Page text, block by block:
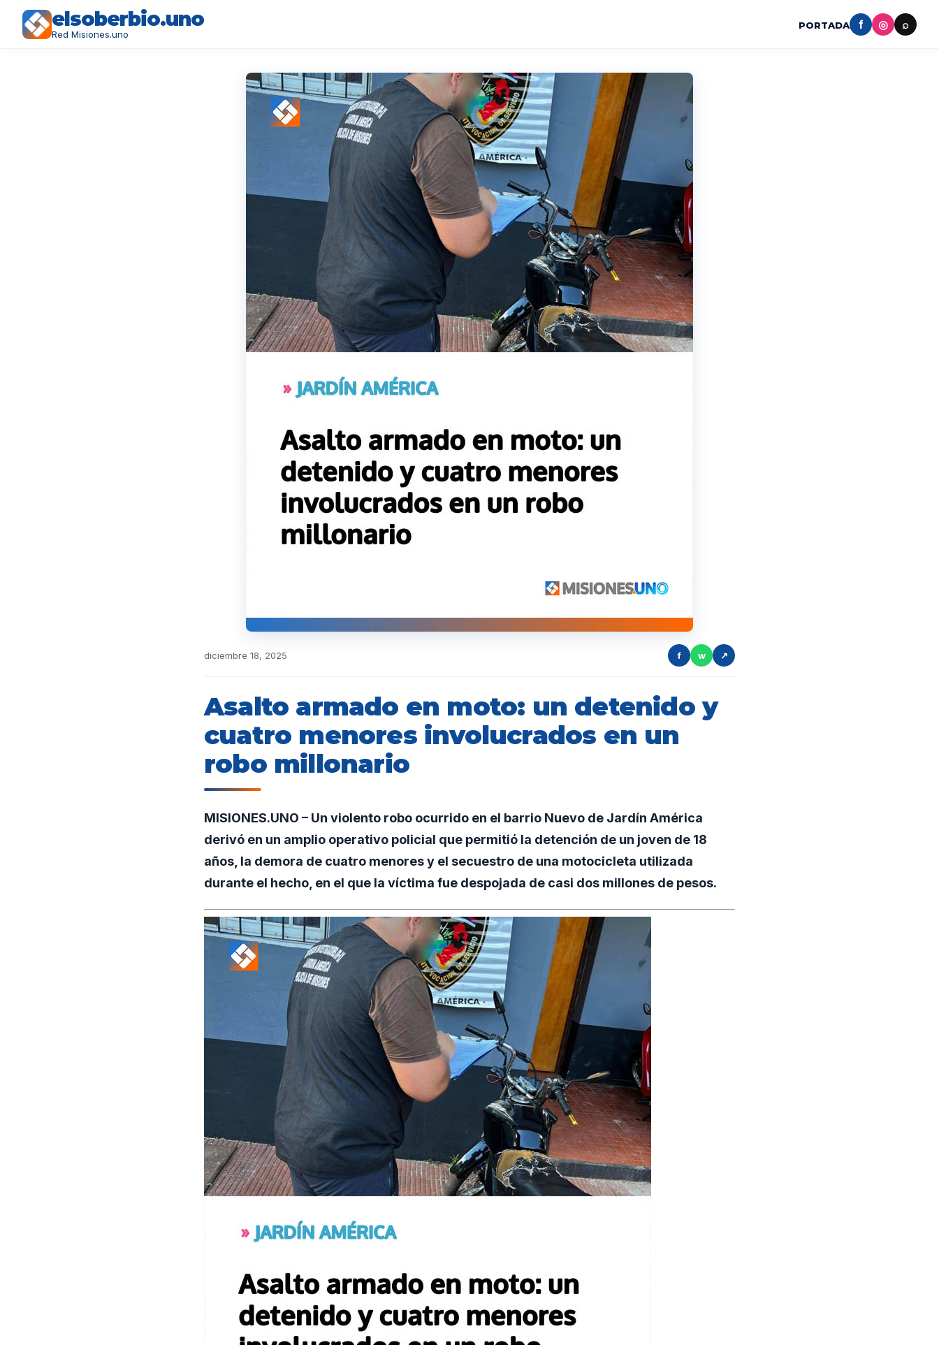
elsoberbio.uno
Red Misiones.uno
PORTADA f ◎ ⌕
diciembre 18, 2025 f w ↗
Asalto armado en moto: un detenido y
cuatro menores involucrados en un
robo millonario
MISIONES.UNO – Un violento robo ocurrido en el barrio Nuevo de Jardín América
derivó en un amplio operativo policial que permitió la detención de un joven de 18
años, la demora de cuatro menores y el secuestro de una motocicleta utilizada
durante el hecho, en el que la víctima fue despojada de casi dos millones de pesos.